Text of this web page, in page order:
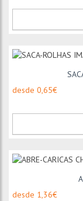
desde 0,65€
desde 1,36€